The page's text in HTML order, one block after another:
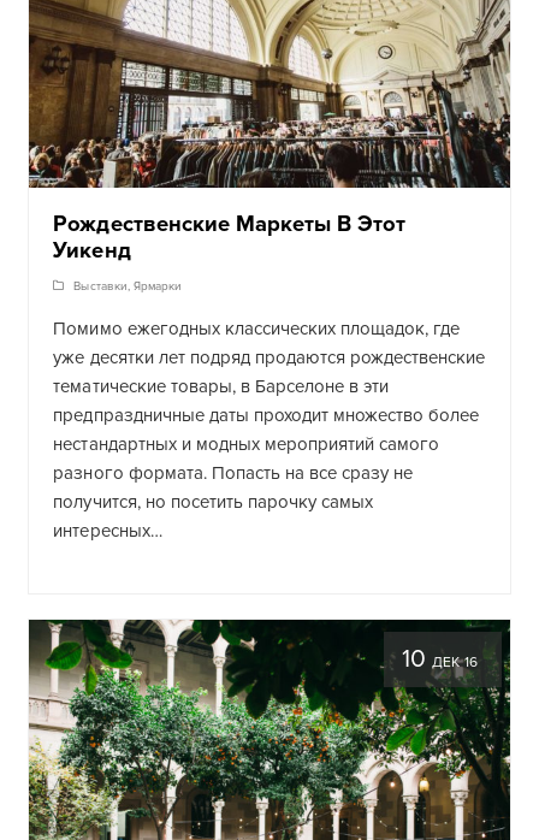
Рождественские Маркеты В Этот
Уикенд
Выставки, Ярмарки
Помимо ежегодных классических площадок, где
уже десятки лет подряд продаются рождественские
тематические товары, в Барселоне в эти
предпраздничные даты проходит множество более
нестандартных и модных мероприятий самого
разного формата. Попасть на все сразу не
получится, но посетить парочку самых
интересных…
10ДЕК 16